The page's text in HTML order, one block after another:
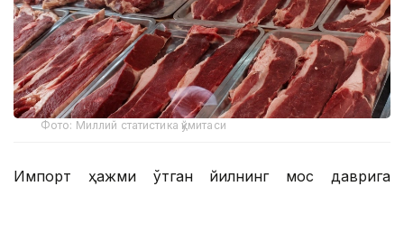
Фото: Миллий статистика қўмитаси
Импорт ҳажми ўтган йилнинг мос даврига